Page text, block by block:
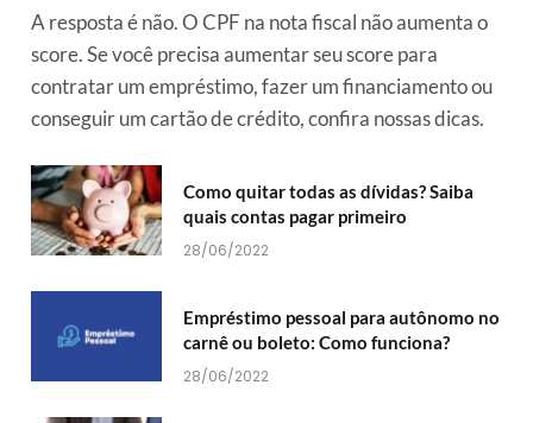
A resposta é não. O CPF na nota fiscal não aumenta o
score. Se você precisa aumentar seu score para
contratar um empréstimo, fazer um financiamento ou
conseguir um cartão de crédito, confira nossas dicas.
Como quitar todas as dívidas? Saiba
quais contas pagar primeiro
28/06/2022
Empréstimo pessoal para autônomo no
carnê ou boleto: Como funciona?
28/06/2022